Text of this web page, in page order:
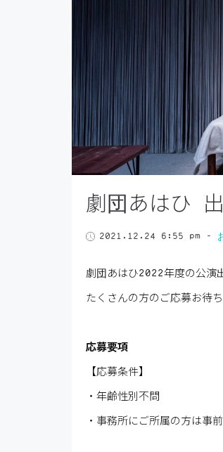
劇団あはひ
2021.12.24 6:55 pm -
劇団あはひ2022年度の公演
たくさんの方のご応募お待ち
応募要項
【応募条件】
・年齢性別不問
・事務所にご所属の方は事